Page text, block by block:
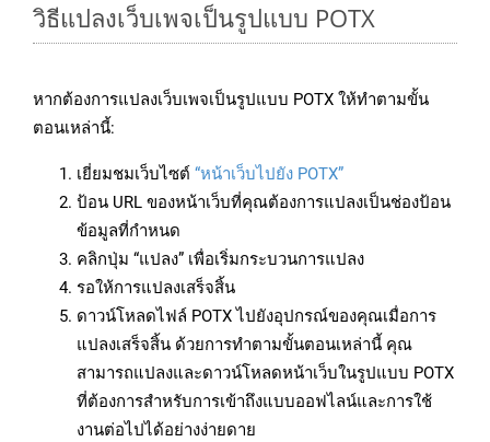
วิธีแปลงเว็บเพจเป็นรูปแบบ POTX
หากต้องการแปลงเว็บเพจเป็นรูปแบบ POTX ให้ทำตามขั้น
ตอนเหล่านี้:
เยี่ยมชมเว็บไซต์ “หน้าเว็บไปยัง POTX”
ป้อน URL ของหน้าเว็บที่คุณต้องการแปลงเป็นช่องป้อน
ข้อมูลที่กำหนด
คลิกปุ่ม “แปลง” เพื่อเริ่มกระบวนการแปลง
รอให้การแปลงเสร็จสิ้น
ดาวน์โหลดไฟล์ POTX ไปยังอุปกรณ์ของคุณเมื่อการ
แปลงเสร็จสิ้น ด้วยการทำตามขั้นตอนเหล่านี้ คุณ
สามารถแปลงและดาวน์โหลดหน้าเว็บในรูปแบบ POTX
ที่ต้องการสำหรับการเข้าถึงแบบออฟไลน์และการใช้
งานต่อไปได้อย่างง่ายดาย